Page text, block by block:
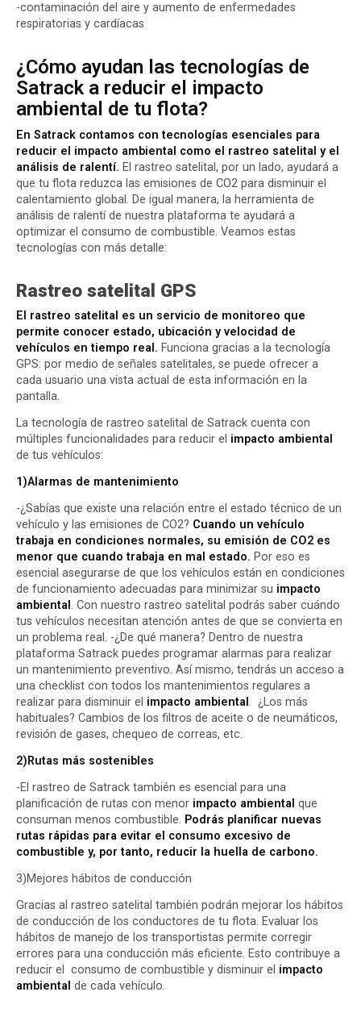
-contaminación del aire y aumento de enfermedades
respiratorias y cardíacas
¿Cómo ayudan las tecnologías de
Satrack a reducir el impacto
ambiental de tu flota?
En Satrack contamos con tecnologías esenciales para
reducir el impacto ambiental como el rastreo satelital y el
análisis de ralentí. El rastreo satelital, por un lado, ayudará a
que tu flota reduzca las emisiones de CO2 para disminuir el
calentamiento global. De igual manera, la herramienta de
análisis de ralentí de nuestra plataforma te ayudará a
optimizar el consumo de combustible. Veamos estas
tecnologías con más detalle:
Rastreo satelital GPS
El rastreo satelital es un servicio de monitoreo que
permite conocer estado, ubicación y velocidad de
vehículos en tiempo real. Funciona gracias a la tecnología
GPS: por medio de señales satelitales, se puede ofrecer a
cada usuario una vista actual de esta información en la
pantalla.
La tecnología de rastreo satelital de Satrack cuenta con
múltiples funcionalidades para reducir el impacto ambiental
de tus vehículos:
1)Alarmas de mantenimiento
-¿Sabías que existe una relación entre el estado técnico de un
vehículo y las emisiones de CO2? Cuando un vehículo
trabaja en condiciones normales, su emisión de CO2 es
menor que cuando trabaja en mal estado. Por eso es
esencial asegurarse de que los vehículos están en condiciones
de funcionamiento adecuadas para minimizar su impacto
ambiental . Con nuestro rastreo satelital podrás saber cuándo
tus vehículos necesitan atención antes de que se convierta en
un problema real. -¿De qué manera? Dentro de nuestra
plataforma Satrack puedes programar alarmas para realizar
un mantenimiento preventivo. Así mismo, tendrás un acceso a
una checklist con todos los mantenimientos regulares a
realizar para disminuir el impacto ambiental . ¿Los más
habituales? Cambios de los filtros de aceite o de neumáticos,
revisión de gases, chequeo de correas, etc.
2)Rutas más sostenibles
-El rastreo de Satrack también es esencial para una
planificación de rutas con menor impacto ambiental que
consuman menos combustible. Podrás planificar nuevas
rutas rápidas para evitar el consumo excesivo de
combustible y, por tanto, reducir la huella de carbono.
3)Mejores hábitos de conducción
Gracias al rastreo satelital también podrán mejorar los hábitos
de conducción de los conductores de tu flota. Evaluar los
hábitos de manejo de los transportistas permite corregir
errores para una conducción más eficiente. Esto contribuye a
reducir el consumo de combustible y disminuir el impacto
ambiental de cada vehículo.